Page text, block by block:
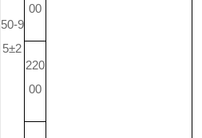
50-9
5±2
00
220
00